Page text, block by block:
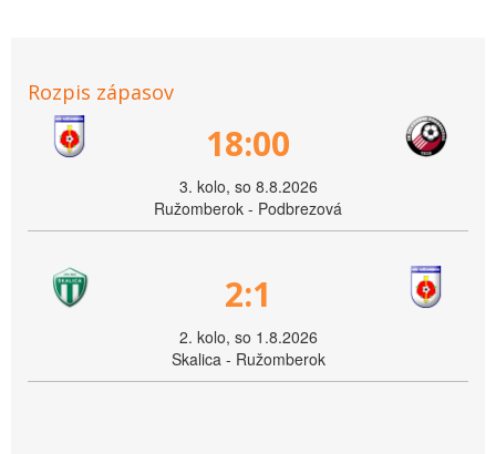
Rozpis zápasov
18:00
3. kolo, so 8.8.2026
Ružomberok - Podbrezová
2:1
2. kolo, so 1.8.2026
Skalica - Ružomberok